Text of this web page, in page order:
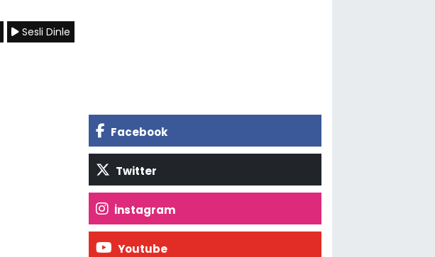
Sesli Dinle
Facebook
Twitter
İnstagram
Youtube